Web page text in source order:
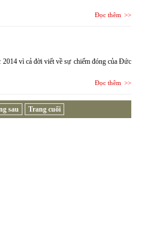
Đọc thêm
vì cả đời viết về sự chiếm đóng của Đức
Đọc thêm
sau Trang cuối